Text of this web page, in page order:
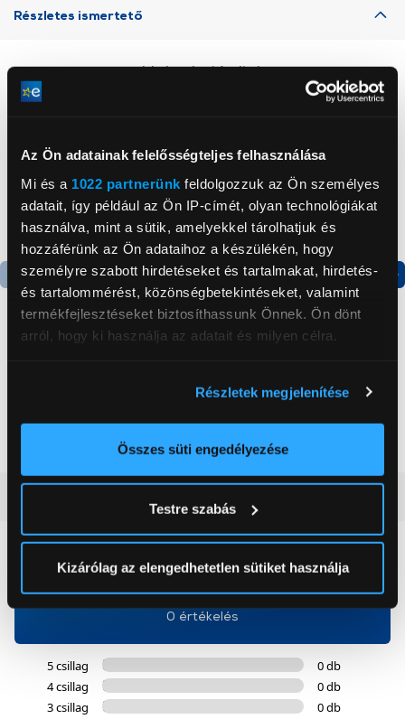
Az Ön adatainak felelősségteljes felhasználása
Mi és a 1022 partnerünk feldolgozzuk az Ön személyes
adatait, így például az Ön IP-címét, olyan technológiákat
használva, mint a sütik, amelyekkel tárolhatjuk és
hozzáférünk az Ön adataihoz a készülékén, hogy
személyre szabott hirdetéseket és tartalmakat, hirdetés-
és tartalommérést, közönségbetekintéseket, valamint
termékfejlesztéseket biztosíthassunk Önnek. Ön dönt
arról, hogy ki használja az adatait és milyen célra.
elhelyezkedéséről pár méteres pontossággal
Az Ön készülékén beazonosítása annak konkrét
módjairól és adja meg preferenciáit aRészletek
pontban. Bármikor módosíthatja vagy visszavonhatja a
Sütinyilatkozathoz való hozzájárulását.
okat használ, melyeket az Ön gépén tárol a rendszer. A
cookie-k személyazonosítására nem alkalmasak,
szolgáltatásaink biztosításához szükségesek. Az oldal
használatával Ön elfogadja a cookie-k használatát.
További információk:ÁSZFésAdatvédelem
Részletek megjelenítése
Összes süti engedélyezése
Testre szabás
Kizárólag az elengedhetetlen sütiket használja
Részletes ismertető
Neked ajánljuk
299 989 Ft
Termék adatlap
rózsaszín (MD7J4HC/A)
265 499 Ft
0
0 értékelés
5 csillag
0 db
4 csillag
0 db
3 csillag
0 db